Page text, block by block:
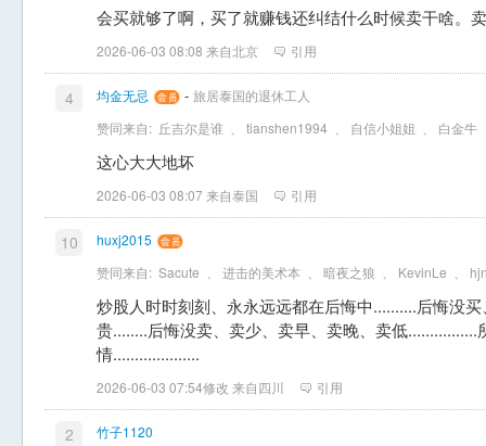
会买就够了啊，买了就赚钱还纠结什么时候卖干啥。
2026-06-03 08:08 来自北京 引用
4 均金无忌 - 旅居泰国的退休工人
赞同来自: 丘吉尔是谁 tianshen1994 自信小姐姐 白金牛
这心大大地坏
2026-06-03 08:07 来自泰国 引用
10
huxj2015
赞同来自: Sacute 进击的美术本 暗夜之狼 KevinLe
炒股人时时刻刻、永永远远都在后悔中..........后悔没
贵........后悔没卖、卖少、卖早、卖晚、卖低
情....................
2026-06-03 07:54修改 来自四川 引用
2
竹子1120